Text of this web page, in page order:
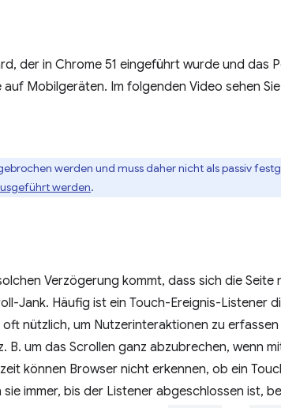
der in Chrome 51 eingeführt wurde und das
Mobilgeräten. Im folgenden Video sehen
werden und muss daher nicht als passiv
werden.
Verzögerung kommt, dass sich die Seite
Jank. Häufig ist ein Touch-Ereignis-Listener
nützlich, um Nutzerinteraktionen zu
um das Scrollen ganz abzubrechen, wenn
können Browser nicht erkennen, ob ein
immer, bis der Listener abgeschlossen ist,